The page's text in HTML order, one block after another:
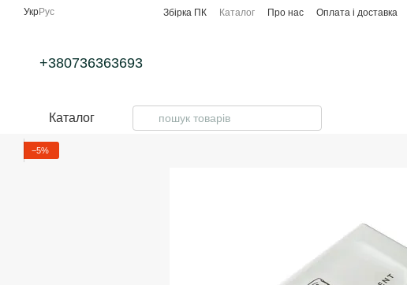
Перейти до основного контенту
УкрРус Збірка ПК Каталог Про нас Оплата і доставка
+380736363693
Каталог
−5%